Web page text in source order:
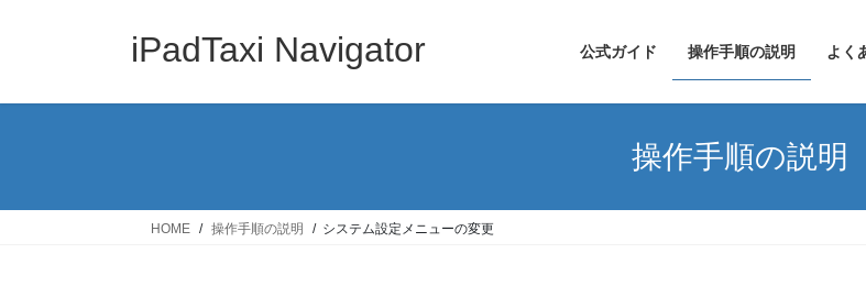
iPadTaxi Navigator 公式ガイド 操作手順の説明 よく
操作手順の説明
HOME 操作手順の説明 システム設定メニューの変更